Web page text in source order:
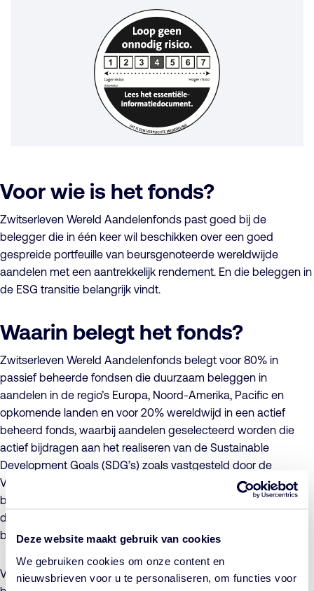
Deze website maakt gebruik van cookies
We gebruiken cookies om onze content en
nieuwsbrieven voor u te personaliseren, om functies voor
Voor wie is het fonds?
Zwitserleven Wereld Aandelenfonds past goed bij de
belegger die in één keer wil beschikken over een goed
gespreide portfeuille van beursgenoteerde wereldwijde
aandelen met een aantrekkelijk rendement. En die beleggen in
de ESG transitie belangrijk vindt.
Waarin belegt het fonds?
Zwitserleven Wereld Aandelenfonds belegt voor 80% in
passief beheerde fondsen die duurzaam beleggen in
aandelen in de regio’s Europa, Noord-Amerika, Pacific en
opkomende landen en voor 20% wereldwijd in een actief
beheerd fonds, waarbij aandelen geselecteerd worden die
actief bijdragen aan het realiseren van de Sustainable
Development Goals (SDG’s) zoals vastgesteld door de
Verenigde Naties. Het beleggingsdoel is een rendement te
behalen dat over een doorlopende beoordelingsperiode van
drie jaar tenminste gelijk is aan het rendement van de
benchmark, de MSCI All Countries World Net EUR Index.
Voor het fonds zijn concrete duurzame